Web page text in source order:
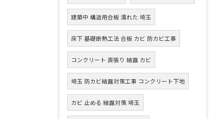
建築中 構造用合板 濡れた 埼玉
床下 基礎断熱工法 合板 カビ 防カビ工事
コンクリート 直張り 結露 カビ
埼玉 防カビ結露対策工事 コンクリート下地
カビ 止める 結露対策 埼玉